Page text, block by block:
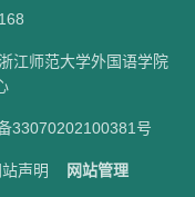
江师范大学外国语学院
33070202100381号
站声明 网站管理